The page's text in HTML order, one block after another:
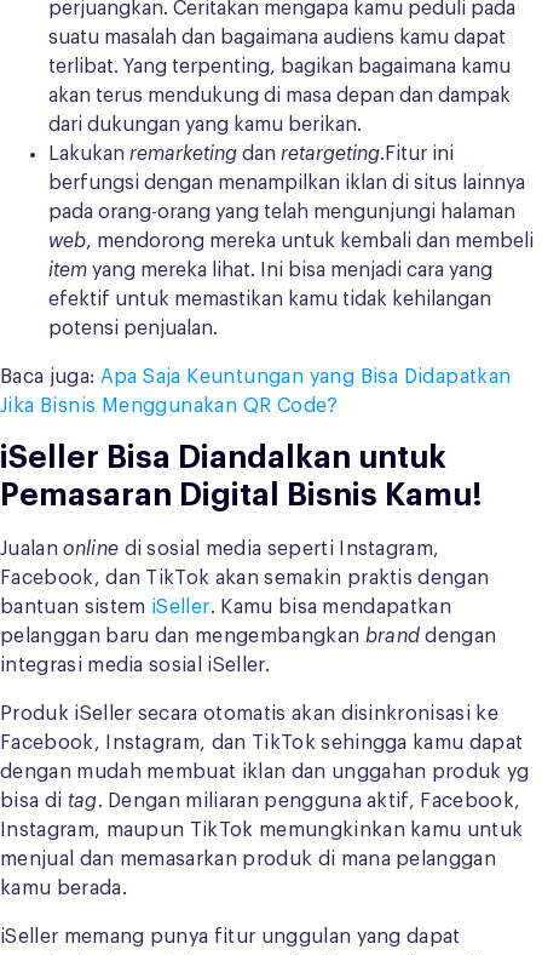
perjuangkan. Ceritakan mengapa kamu peduli pada
suatu masalah dan bagaimana audiens kamu dapat
terlibat. Yang terpenting, bagikan bagaimana kamu
akan terus mendukung di masa depan dan dampak
dari dukungan yang kamu berikan.
Lakukan remarketing dan retargeting.Fitur ini
berfungsi dengan menampilkan iklan di situs lainnya
pada orang-orang yang telah mengunjungi halaman
web, mendorong mereka untuk kembali dan membeli
item yang mereka lihat. Ini bisa menjadi cara yang
efektif untuk memastikan kamu tidak kehilangan
potensi penjualan.
Baca juga: Apa Saja Keuntungan yang Bisa Didapatkan
Jika Bisnis Menggunakan QR Code?
iSeller Bisa Diandalkan untuk
Pemasaran Digital Bisnis Kamu!
Jualanonline di sosial media seperti Instagram,
Facebook, dan TikTok akan semakin praktis dengan
bantuan sistem iSeller. Kamu bisa mendapatkan
pelanggan baru dan mengembangkan branddengan
integrasi media sosial iSeller.
Produk iSeller secara otomatis akan disinkronisasi ke
Facebook, Instagram, dan TikTok sehingga kamu dapat
dengan mudah membuat iklan dan unggahan produk yg
bisa di tag. Dengan miliaran pengguna aktif, Facebook,
Instagram, maupun TikTok memungkinkan kamu untuk
menjual dan memasarkan produk di mana pelanggan
kamu berada.
iSeller memang punya fitur unggulan yang dapat